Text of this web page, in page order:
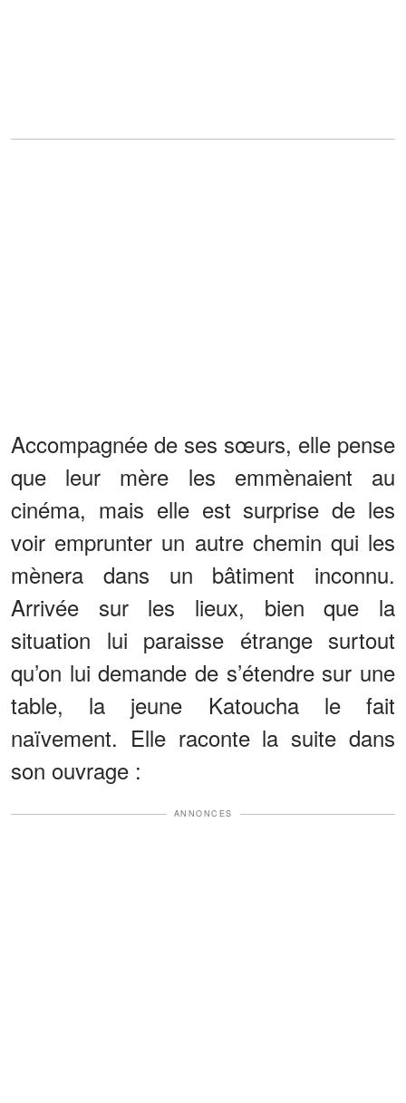
Accompagnée de ses sœurs, elle pense
que leur mère les emmènaient au
cinéma, mais elle est surprise de les
voir emprunter un autre chemin qui les
mènera dans un bâtiment inconnu.
Arrivée sur les lieux, bien que la
situation lui paraisse étrange surtout
qu’on lui demande de s’étendre sur une
table, la jeune Katoucha le fait
naïvement. Elle raconte la suite dans
son ouvrage :
ANNONCES